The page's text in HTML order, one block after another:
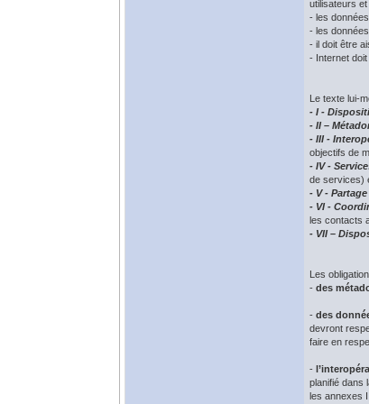
utilisateurs et
- les
- les
- il doit être
- Internet
Le texte lui-
- I -
- II –
- III -
objectifs de
- IV -
de services)
- V -
- VI -
les contacts
- VII –
Les
- des
- des
devront
faire en
-
planifié dans
les annexes